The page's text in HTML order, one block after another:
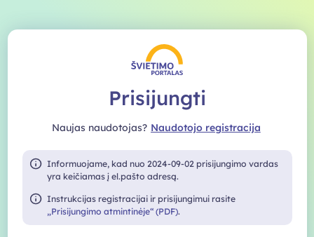
Prisijungti
Naujas naudotojas? Naudotojo registracija
Informuojame, kad nuo 2024-09-02 prisijungimo vardas
yra keičiamas į el.pašto adresą.
Instrukcijas registracijai ir prisijungimui rasite
„Prisijungimo atmintinėje“ (PDF).